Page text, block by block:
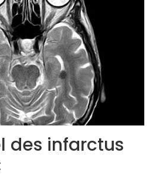
Congrès 2020
des infarctus